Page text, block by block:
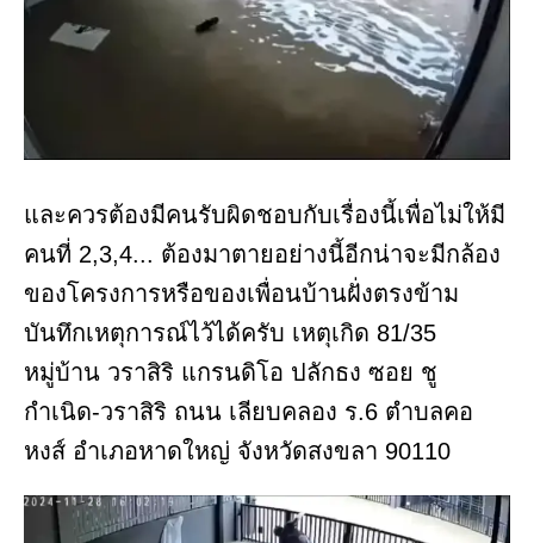
และควรต้องมีคนรับผิดชอบกับเรื่องนี้เพื่อไม่ให้มี
คนที่ 2,3,4... ต้องมาตายอย่างนี้อีกน่าจะมีกล้อง
ของโครงการหรือของเพื่อนบ้านฝั่งตรงข้าม
บันทึกเหตุการณ์ไว้ได้ครับ เหตุเกิด 81/35
หมู่บ้าน วราสิริ แกรนดิโอ ปลักธง ซอย ชู
กำเนิด-วราสิริ ถนน เลียบคลอง ร.6 ตำบลคอ
หงส์ อำเภอหาดใหญ่ จังหวัดสงขลา 90110